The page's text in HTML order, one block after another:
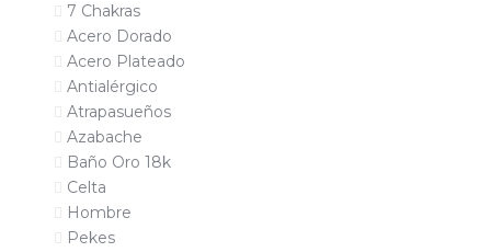
7 Chakras
Acero Dorado
Acero Plateado
Antialérgico
Atrapasueños
Azabache
Baño Oro 18k
Celta
Hombre
Pekes